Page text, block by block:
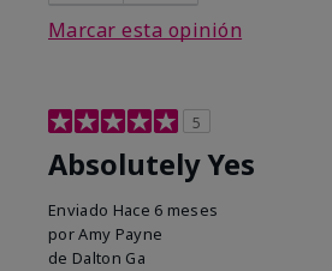
Marcar esta opinión
5
Absolutely Yes
Enviado Hace 6 meses
porAmy Payne
de Dalton Ga